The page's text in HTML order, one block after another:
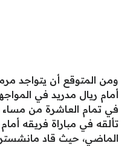
ومن المتوقع أن يتواجد
أمام ريال مدريد في
في تمام العاشرة من مساء
تألقه في مباراة فريقه
الماضي، حيث قاد